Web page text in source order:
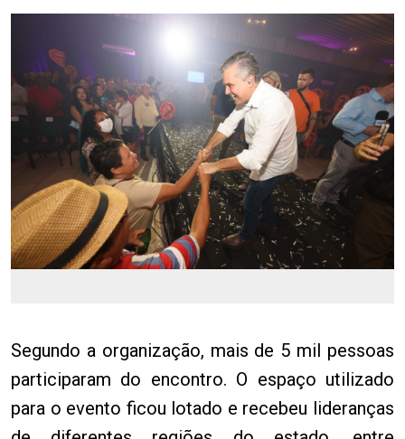
Segundo a organização, mais de 5 mil pessoas
participaram do encontro. O espaço utilizado
para o evento ficou lotado e recebeu lideranças